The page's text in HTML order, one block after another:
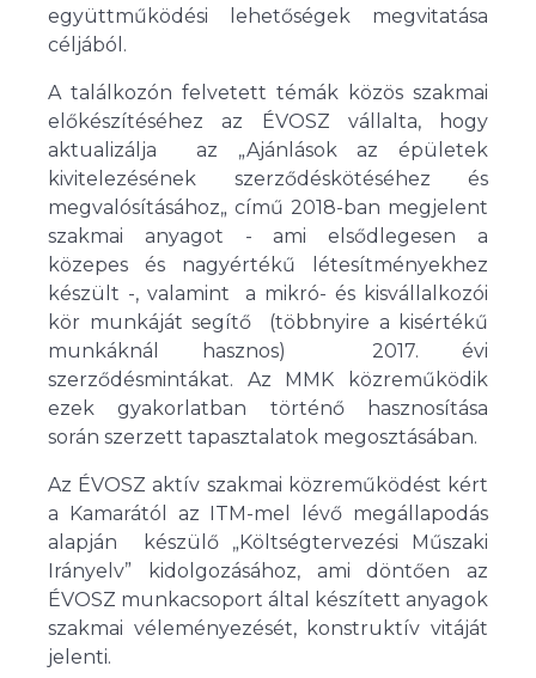
együttműködési lehetőségek megvitatása
céljából.
A találkozón felvetett témák közös szakmai
előkészítéséhez az ÉVOSZ vállalta, hogy
aktualizálja az „Ajánlások az épületek
kivitelezésének szerződéskötéséhez és
megvalósításához„ című 2018-ban megjelent
szakmai anyagot - ami elsődlegesen a
közepes és nagyértékű létesítményekhez
készült -, valamint a mikró- és kisvállalkozói
kör munkáját segítő (többnyire a kisértékű
munkáknál hasznos) 2017. évi
szerződésmintákat. Az MMK közreműködik
ezek gyakorlatban történő hasznosítása
során szerzett tapasztalatok megosztásában.
Az ÉVOSZ aktív szakmai közreműködést kért
a Kamarától az ITM-mel lévő megállapodás
alapján készülő „Költségtervezési Műszaki
Irányelv” kidolgozásához, ami döntően az
ÉVOSZ munkacsoport által készített anyagok
szakmai véleményezését, konstruktív vitáját
jelenti.